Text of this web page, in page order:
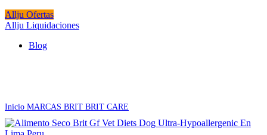
Allju Ofertas
Allju Liquidaciones
Blog
Inicio MARCAS BRIT BRIT CARE